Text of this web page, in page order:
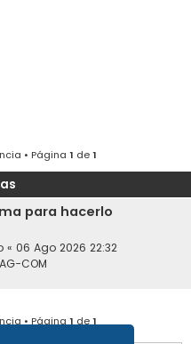
• Página 1 de1
para hacerlo
« 06 Ago 2026 22:32
COM
• Página1de1